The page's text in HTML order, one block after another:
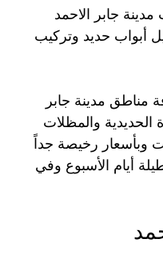
جابر الاحمد
أبواب حديد وتركيب
مناطق مدينة جابر
الحديدية والمظلات
وبأسعار رخيصة جداً
24 ساعة وطيلة أيام الأسبوع وفي